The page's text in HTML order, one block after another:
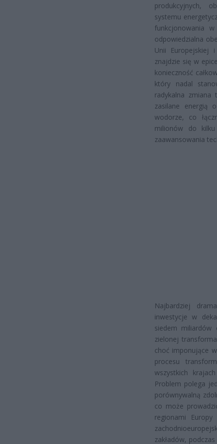
produkcyjnych,
systemu
funkcjonowania
odpowiedzialna
Unii Europejskiej
znajdzie się w
konieczność
który nadal
radykalna zmiana
zasilane energią
wodorze, co
milionów do
zaawansowania
Najbardziej
inwestycje w
siedem miliardów
zielonej
choć imponujące
procesu
wszystkich
Problem polega
porównywalną
co może
regionami
zakładów,